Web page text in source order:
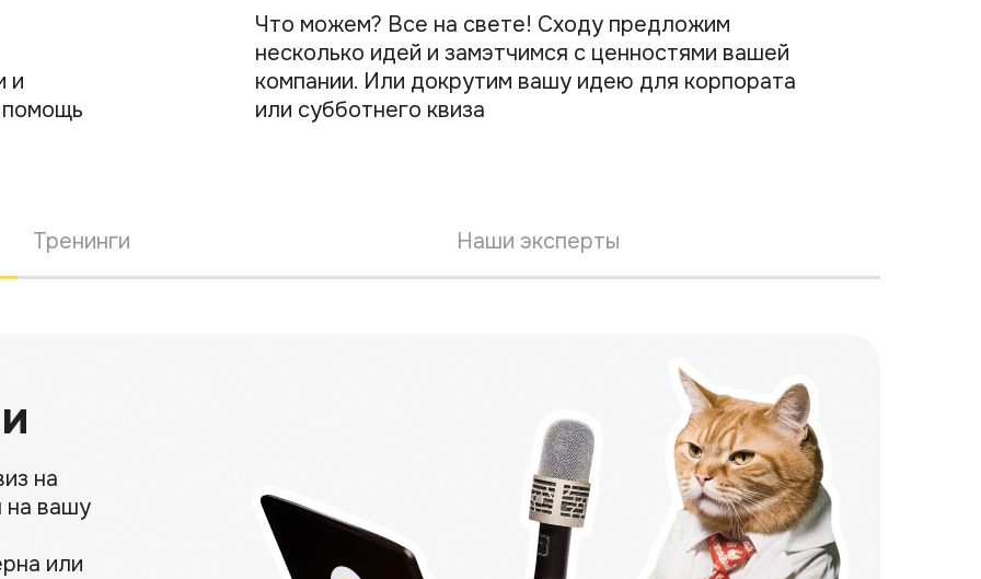
и
Что можем? Все на свете! Сходу предложим
несколько идей и замэтчимся с ценностями вашей
компании. Или докрутим вашу идею для корпората
или субботнего квиза
Тренинги Наши эксперты
на
на вашу
или